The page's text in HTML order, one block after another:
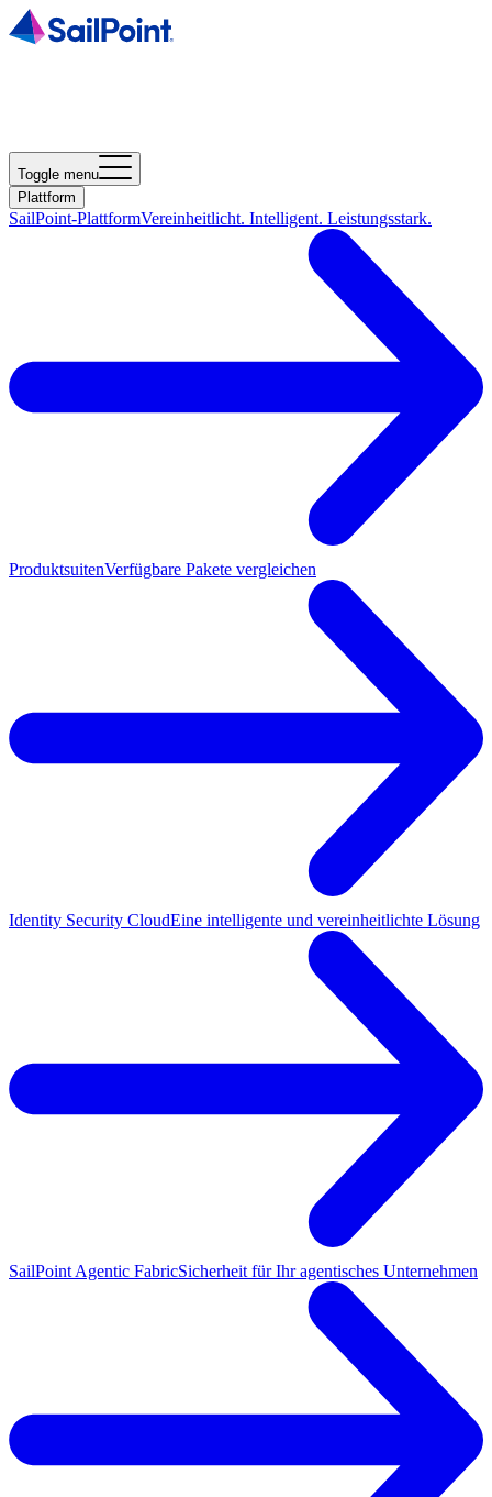
Toggle menu
Plattform
SailPoint-PlattformVereinheitlicht. Intelligent. Leistungsstark.
ProduktsuitenVerfügbare Pakete vergleichen
Identity Security CloudEine intelligente und vereinheitlichte Lösung
SailPoint Agentic FabricSicherheit für Ihr agentisches Unternehmen